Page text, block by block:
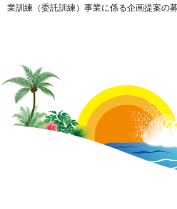
業訓練（委託訓練）事業に係る企画提案の